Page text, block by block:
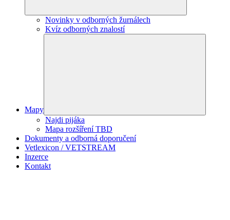
Novinky v odborných žurnálech
Kvíz odborných znalostí
Mapy
Najdi pijáka
Mapa rozšíření TBD
Dokumenty a odborná doporučení
Vetlexicon / VETSTREAM
Inzerce
Kontakt